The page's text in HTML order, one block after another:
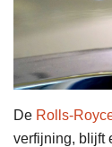
De Rolls-
verfijning, blijft